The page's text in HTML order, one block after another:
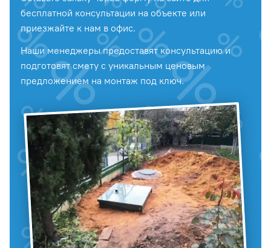
бесплатной консультации на объекте или
приезжайте к нам в офис.
Наши менеджеры предоставят консультацию и
подготовят смету с уникальным ценовым
предложением на монтаж под ключ.